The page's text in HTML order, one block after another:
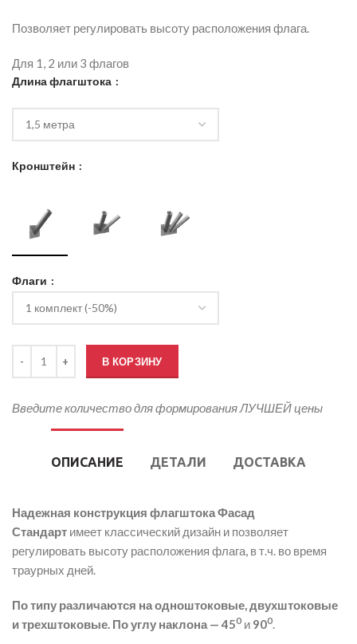
Позволяет регулировать высоту расположения флага.
Для 1, 2 или 3 флагов
Длина флагштока
Кронштейн
Флаги
В КОРЗИНУ
Введите количество для формирования ЛУЧШЕЙ цены
ОПИСАНИЕ ДЕТАЛИ ДОСТАВКА
Надежная конструкция флагштока Фасад
Стандарт имеет классический дизайн и позволяет
регулировать высоту расположения флага, в т.ч. во время
траурных дней.
По типу различаются на одноштоковые, двухштоковые
и трехштоковые. По углу наклона — 450 и 900.